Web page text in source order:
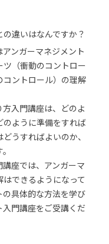
違いはなんですか？
ンガーマネジメント
（衝動のコントロー
ントロール）の理解
入門講座は、どのよ
のように準備をすれば
うすればよいのか、
座では、アンガーマ
できるようになって
具体的な方法を学び
門講座をご受講くだ